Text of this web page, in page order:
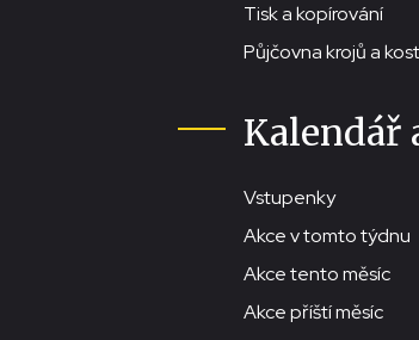
Tisk a kopírování
Půjčovna krojů a
Kalendář
Vstupenky
Akce v tomto týdnu
Akce tento měsíc
Akce příští měsíc